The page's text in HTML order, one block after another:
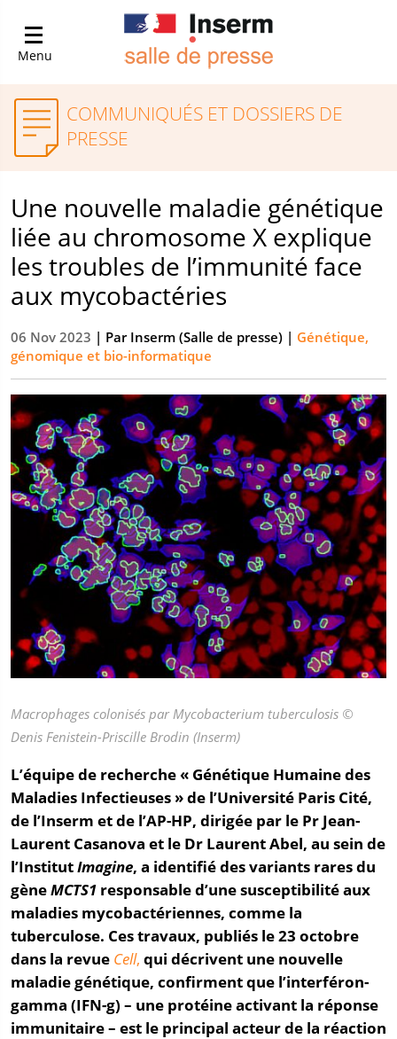
Menu
COMMUNIQUÉS ET DOSSIERS DE
PRESSE
Une nouvelle maladie génétique
liée au chromosome X explique
les troubles de l’immunité face
aux mycobactéries
06 Nov 2023 | ParInserm (Salle de presse) | Génétique,
génomique et bio-informatique
Macrophages colonisés par Mycobacterium tuberculosis ©
Denis Fenistein-Priscille Brodin (Inserm)
L’équipe de recherche « Génétique Humaine des
Maladies Infectieuses » de l’Université Paris Cité,
de l’Inserm et de l’AP-HP, dirigée par le Pr Jean-
Laurent Casanova et le Dr Laurent Abel, au sein de
l’InstitutImagine, a identifié des variants rares du
gèneMCTS1 responsable d’une susceptibilité aux
maladies mycobactériennes, comme la
tuberculose. Ces travaux, publiés le 23 octobre
dans la revue Cell, qui décrivent une nouvelle
maladie génétique, confirment que l’interféron-
gamma (IFN-g) – une protéine activant la réponse
immunitaire – est le principal acteur de la réaction